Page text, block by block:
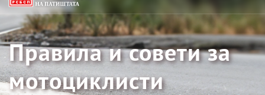
Правила и совети за
мотоциклисти